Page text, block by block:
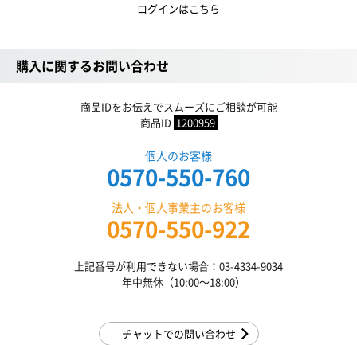
ログインはこちら
購入に関するお問い合わせ
商品IDをお伝えでスムーズにご相談が可能
商品ID 1200959
個人のお客様
0570-550-760
法人・個人事業主のお客様
0570-550-922
上記番号が利用できない場合：03-4334-9034
年中無休（10:00〜18:00）
チャットでの問い合わせ